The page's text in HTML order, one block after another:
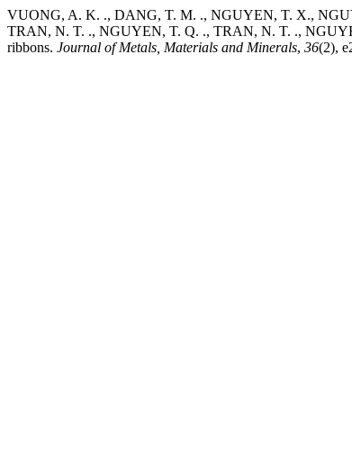
VUONG, A. K. ., DANG, T. M. ., NGUYEN, T. X.,
TRAN, N. T. ., NGUYEN, T. Q. ., TRAN, N. T. .,
ribbons. Journal of Metals, Materials and Minerals, 36(2),